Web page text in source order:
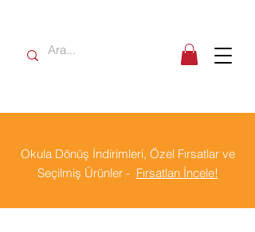
Okula Dönüş İndirimleri, Özel Fırsatlar ve
Seçilmiş Ürünler - Fırsatları İncele!